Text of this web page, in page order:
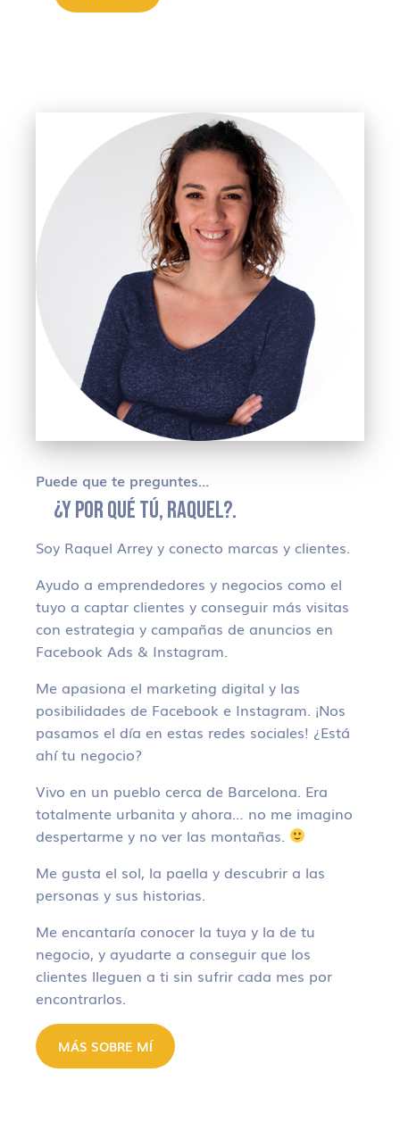
Puede que te preguntes…
¿Y POR QUÉ TÚ, RAQUEL?.
Soy Raquel Arrey y conecto marcas y clientes.
Ayudo a emprendedores y negocios como el
tuyo a captar clientes y conseguir más visitas
con estrategia y campañas de anuncios en
Facebook Ads & Instagram.
Me apasiona el marketing digital y las
posibilidades de Facebook e Instagram. ¡Nos
pasamos el día en estas redes sociales! ¿Está
ahí tu negocio?
Vivo en un pueblo cerca de Barcelona. Era
totalmente urbanita y ahora… no me imagino
despertarme y no ver las montañas.
Me gusta el sol, la paella y descubrir a las
personas y sus historias.
Me encantaría conocer la tuya y la de tu
negocio, y ayudarte a conseguir que los
clientes lleguen a ti sin sufrir cada mes por
encontrarlos.
MÁS SOBRE MÍ